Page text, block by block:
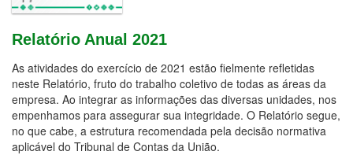
Relatório Anual 2021
As atividades do exercício de 2021 estão fielmente refletidas
neste Relatório, fruto do trabalho coletivo de todas as áreas da
empresa. Ao integrar as informações das diversas unidades, nos
empenhamos para assegurar sua integridade. O Relatório segue,
no que cabe, a estrutura recomendada pela decisão normativa
aplicável do Tribunal de Contas da União.